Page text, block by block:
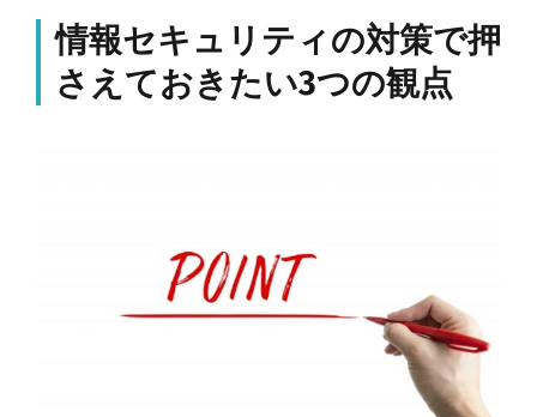
情報セキュリティの対策で押
さえておきたい3つの観点